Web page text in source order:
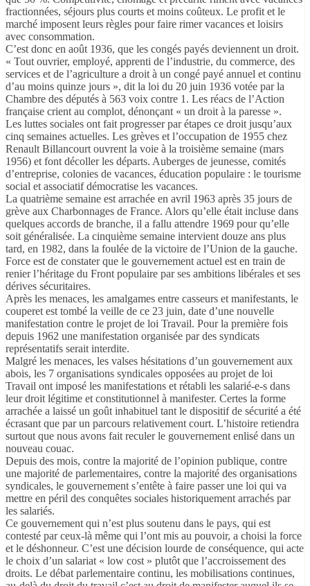
fractionnées, séjours plus courts et moins coûteux. Le profit et le
marché imposent leurs règles pour faire rimer vacances et loisirs
avec consommation.
C’est donc en août 1936, que les congés payés deviennent un droit.
« Tout ouvrier, employé, apprenti de l’industrie, du commerce, des
services et de l’agriculture a droit à un congé payé annuel et continu
d’au moins quinze jours », dit la loi du 20 juin 1936 votée par la
Chambre des députés à 563 voix contre 1. Les réacs de l’Action
française crient au complot, dénonçant « un droit à la paresse ».
Les luttes sociales ont fait progresser par étapes ce droit jusqu’aux
cinq semaines actuelles. Les grèves et l’occupation de 1955 chez
Renault Billancourt ouvrent la voie à la troisième semaine (mars
1956) et font décoller les départs. Auberges de jeunesse, comités
d’entreprise, colonies de vacances, éducation populaire : le tourisme
social et associatif démocratise les vacances.
La quatrième semaine est arrachée en avril 1963 après 35 jours de
grève aux Charbonnages de France. Alors qu’elle était incluse dans
quelques accords de branche, il a fallu attendre 1969 pour qu’elle
soit généralisée. La cinquième semaine intervient douze ans plus
tard, en 1982, dans la foulée de la victoire de l’Union de la gauche.
Force est de constater que le gouvernement actuel est en train de
renier l’héritage du Front populaire par ses ambitions libérales et ses
dérives sécuritaires.
Après les menaces, les amalgames entre casseurs et manifestants, le
couperet est tombé la veille de ce 23 juin, date d’une nouvelle
manifestation contre le projet de loi Travail. Pour la première fois
depuis 1962 une manifestation organisée par des syndicats
représentatifs serait interdite.
Malgré les menaces, les valses hésitations d’un gouvernement aux
abois, les 7 organisations syndicales opposées au projet de loi
Travail ont imposé les manifestations et rétabli les salarié-e-s dans
leur droit légitime et constitutionnel à manifester. Certes la forme
arrachée a laissé un goût inhabituel tant le dispositif de sécurité a été
écrasant que par un parcours relativement court. L’histoire retiendra
surtout que nous avons fait reculer le gouvernement enlisé dans un
nouveau couac.
Depuis des mois, contre la majorité de l’opinion publique, contre
une majorité de parlementaires, contre la majorité des organisations
syndicales, le gouvernement s’entête à faire passer une loi qui va
mettre en péril des conquêtes sociales historiquement arrachés par
les salariés.
Ce gouvernement qui n’est plus soutenu dans le pays, qui est
contesté par ceux-là même qui l’ont mis au pouvoir, a choisi la force
et le déshonneur. C’est une décision lourde de conséquence, qui acte
le choix d’un salariat « low cost » plutôt que l’accroissement des
droits. Le débat parlementaire continu, les mobilisations continues,